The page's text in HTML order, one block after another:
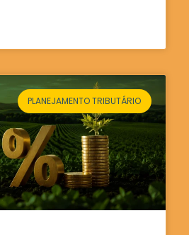
PLANEJAMENTO TRIBUTÁRIO